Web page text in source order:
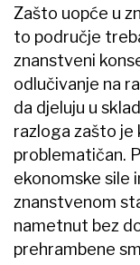
Zašto uopće u
to područje
znanstveni
odlučivanje na
da djeluju u
razloga zašto je
problematičan.
ekonomske sile
znanstvenom
nametnut bez
prehrambene